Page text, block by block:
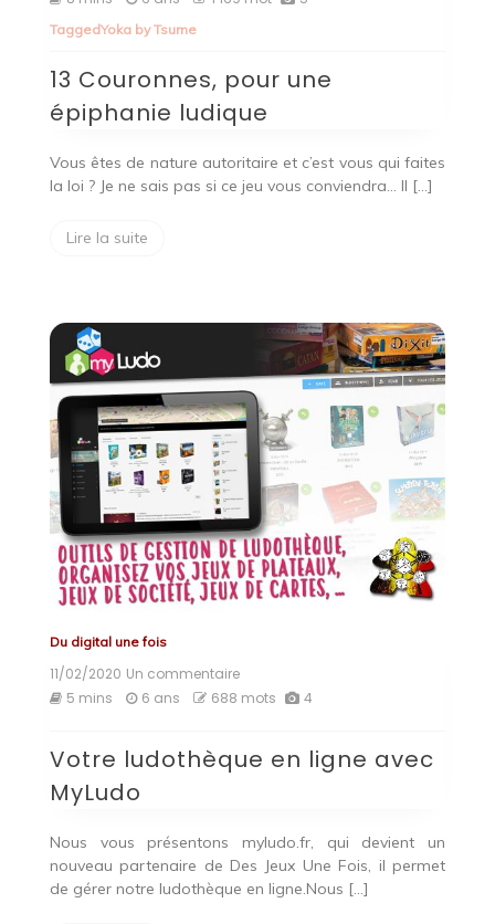
épiphanie
ludique
TaggedYoka by Tsume
13 Couronnes, pour une
épiphanie ludique
Vous êtes de nature autoritaire et c’est vous qui faites
la loi ? Je ne sais pas si ce jeu vous conviendra… Il […]
Lire la suite
Du digital une fois
11/02/2020 Un commentairesur
Votre
ligne
avec
5 mins 6 ans 688 mots 4
Votre ludothèque en ligne avec
MyLudo
Nous vous présentons myludo.fr, qui devient un
nouveau partenaire de Des Jeux Une Fois, il permet
de gérer notre ludothèque en ligne.Nous […]